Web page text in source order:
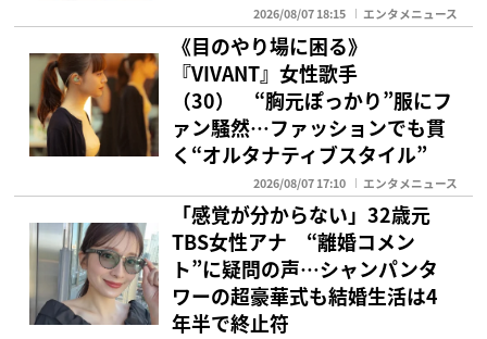
2026/08/07 18:15 エンタメニュース
《目のやり場に困る》
『VIVANT』女性歌手
（30） “胸元ぽっかり”服にフ
ァン騒然…ファッションでも貫
く“オルタナティブスタイル”
2026/08/07 17:10 エンタメニュース
「感覚が分からない」32歳元
TBS女性アナ “離婚コメン
ト”に疑問の声…シャンパンタ
ワーの超豪華式も結婚生活は4
年半で終止符